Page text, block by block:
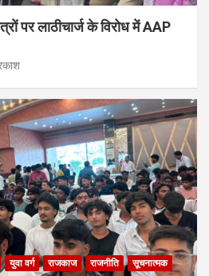
पर लाठीचार्ज के विरोध में AAP
युवा वर्ग राजकाज राजनीति
सूचनात्मक